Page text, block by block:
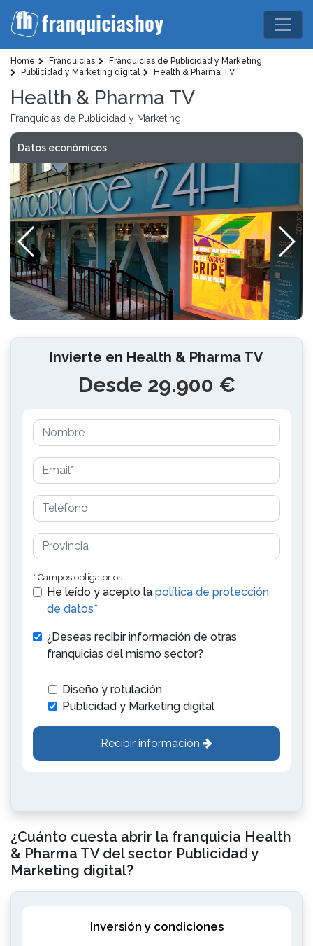
Home Franquicias
Franquicias de Publicidad y Marketing
Publicidad y Marketing digital
Health & Pharma TV
Health & Pharma TV
Franquicias de Publicidad y Marketing
Datos económicos
Invierte en Health & Pharma TV
Desde 29.900 €
* Campos obligatorios
He leído y acepto la política de protección
de datos*
¿Deseas recibir información de otras
franquicias del mismo sector?
Diseño y rotulación
Publicidad y Marketing digital
Recibir información
¿Cuánto cuesta abrir la franquicia Health
& Pharma TV del sector Publicidad y
Marketing digital?
Inversión y condiciones